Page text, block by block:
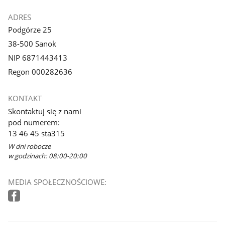
ADRES
Podgórze 25
38-500 Sanok
NIP 6871443413
Regon 000282636
KONTAKT
Skontaktuj się z nami
pod numerem:
13 46 45 sta315
W dni robocze
w godzinach: 08:00-20:00
MEDIA SPOŁECZNOŚCIOWE: